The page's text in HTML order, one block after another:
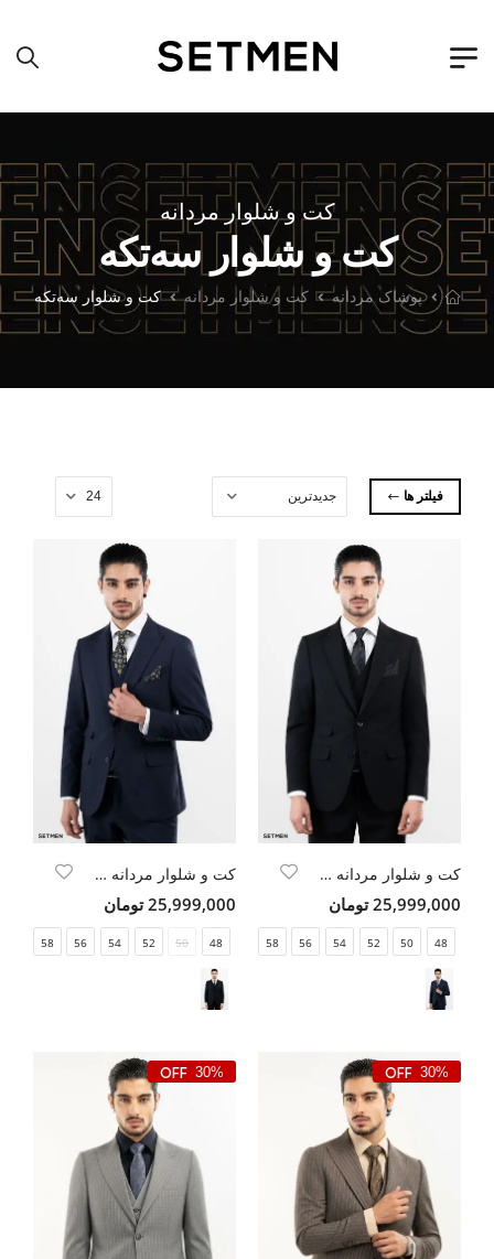
کت و شلوار مردانه
کت و شلوار سه‌تکه
پوشاک مردانه کت و شلوار مردانه کت و شلوار سه‌تکه
فیلتر ها
کت و شلوار مردانه WOOL کلاسیک
25,999,000 تومان
48
50
52
54
56
58
کت و شلوار مردانه WOOL کلاسیک
25,999,000 تومان
48
50
52
54
56
58
30%
30%